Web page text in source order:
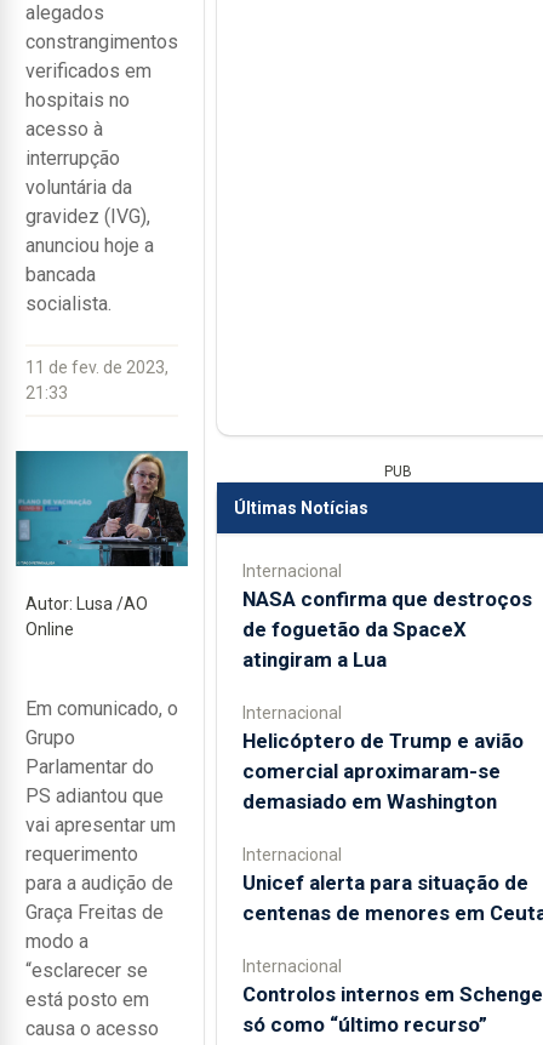
alegados
constrangimentos
verificados em
hospitais no
acesso à
interrupção
voluntária da
gravidez (IVG),
anunciou hoje a
bancada
socialista.
11 de fev. de 2023,
21:33
Autor: Lusa /AO
Online
Em comunicado, o
Grupo
Parlamentar do
PS adiantou que
vai apresentar um
requerimento
para a audição de
Graça Freitas de
modo a
“esclarecer se
está posto em
causa o acesso
PUB
Últimas Notícias
Internacional
NASA confirma que destroços
de foguetão da SpaceX
atingiram a Lua
Internacional
Helicóptero de Trump e avião
comercial aproximaram-se
demasiado em Washington
Internacional
Unicef alerta para situação de
centenas de menores em
Internacional
Controlos internos em
só como “último recurso”